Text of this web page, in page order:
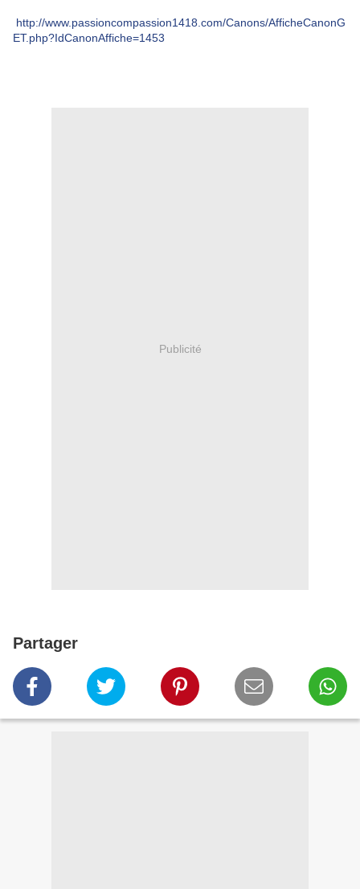
http://www.passioncompassion1418.com/Canons/AfficheCanonG
ET.php?IdCanonAffiche=1453
Publicité
Partager